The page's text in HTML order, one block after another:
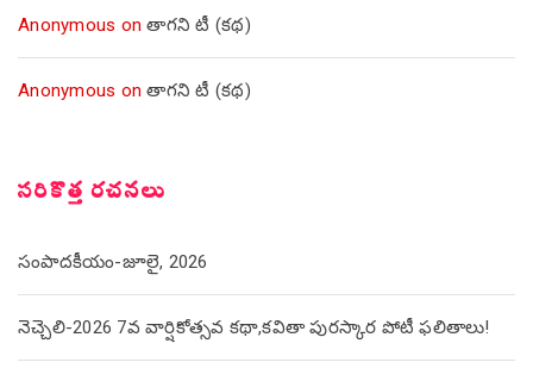
Anonymous onతాగని టీ (కథ)
Anonymous onతాగని టీ (కథ)
సరికొత్త రచనలు
సంపాదకీయం-జూలై, 2026
నెచ్చెలి-2026 7వ వార్షికోత్సవ కథా,కవితా పురస్కార పోటీ ఫలితాలు!